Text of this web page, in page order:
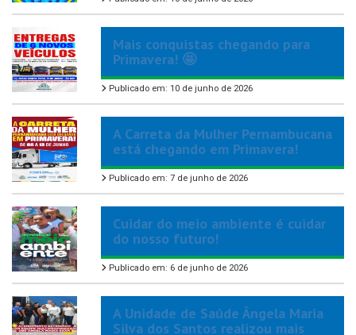
Mais conquistas chegando para
Primavera! 🤩
Publicado em: 10 de junho de 2026
A Carreta da Mulher Pernambucana
está chegando em Primavera!
Publicado em: 7 de junho de 2026
Cuidar do meio ambiente é cuidar
do nosso futuro!
Publicado em: 6 de junho de 2026
A Unidade de Saúde Ângela Maria
Silva dos Santos realizou mais